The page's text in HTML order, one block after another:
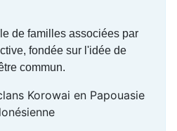
de familles associées par
fondée sur l'idée de
commun.
Korowai en Papouasie